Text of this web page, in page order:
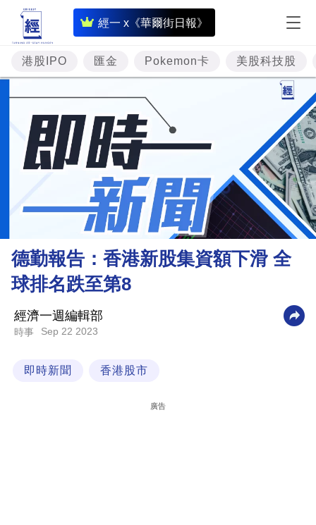
經一 x《華爾街日報》
即
時
財
經
專
題
投
資
樓
市
財
商
業
科
港股IPO 匯金 Pokemon卡 美股科技股
德勤報告：香港新股集資額下滑 全
球排名跌至第8
經濟一週編輯部
時事 Sep 22 2023
即時新聞 香港股市
廣告